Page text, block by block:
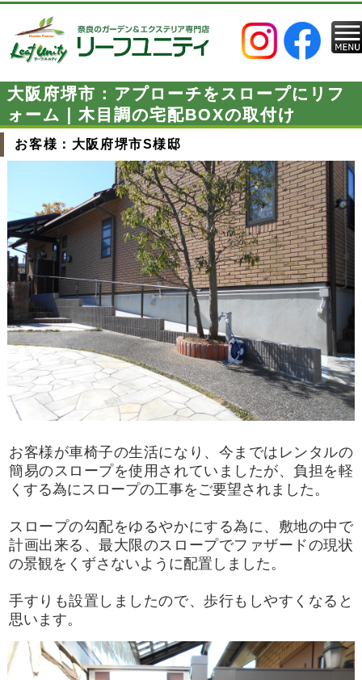
大阪府堺市：アプローチをスロープにリフ
ォーム｜木目調の宅配BOXの取付け
お客様：大阪府堺市S様邸
お客様が車椅子の生活になり、今まではレンタルの
簡易のスロープを使用されていましたが、負担を軽
くする為にスロープの工事をご要望されました。
スロープの勾配をゆるやかにする為に、敷地の中で
計画出来る、最大限のスロープでファザードの現状
の景観をくずさないように配置しました。
手すりも設置しましたので、歩行もしやすくなると
思います。